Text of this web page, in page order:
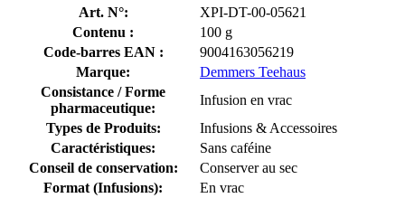
Art. N°:
XPI-DT-00-05621
Contenu :
100 g
Code-barres EAN :
9004163056219
Marque:
Demmers Teehaus
Consistance / Forme
pharmaceutique:
Infusion en vrac
Types de Produits:
Infusions & Accessoires
Caractéristiques:
Sans caféine
Conseil de conservation:
Conserver au sec
Format (Infusions):
En vrac